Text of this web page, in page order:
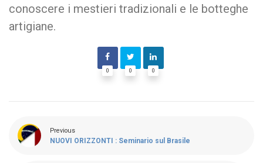
conoscere i mestieri tradizionali e le botteghe
artigiane.
0 0 0
Previous
NUOVI ORIZZONTI : Seminario sul Brasile